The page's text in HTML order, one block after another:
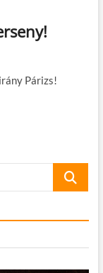
Párizs!
keresés